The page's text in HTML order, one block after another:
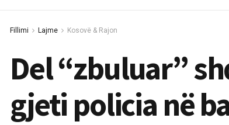
Fillimi Lajme Kosovë & Rajon
Del “zbuluar”
gjeti policia në